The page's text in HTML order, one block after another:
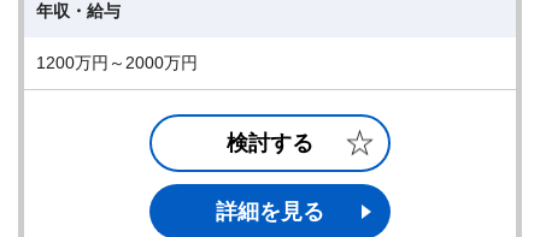
年収・給与
1200万円～2000万円
検討する
詳細を見る